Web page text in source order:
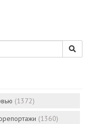
(1372)
(1360)